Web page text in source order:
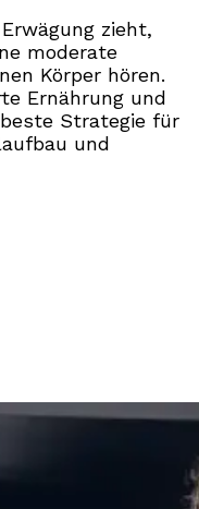
zieht,
moderate
Körper hören.
Ernährung und
Strategie für
und